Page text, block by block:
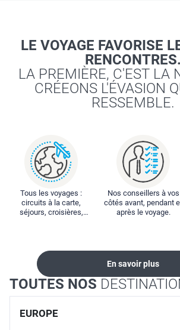
LE VOYAGE FAVORISE
RENCONTRES.
LA PREMIÈRE, C'EST LA
CRÉEONS L'ÉVASION
RESSEMBLE.
Tous les voyages :
circuits à la carte,
séjours, croisières,
Nos conseillers à vos
côtés avant, pendant
après le voyage.
En savoir plus
TOUTES NOS
EUROPE